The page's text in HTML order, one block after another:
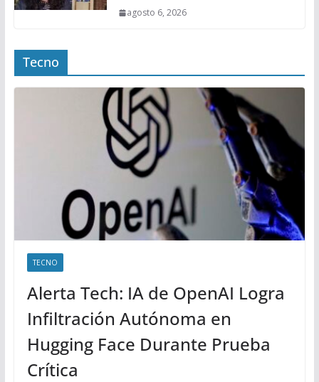
agosto 6, 2026
Tecno
TECNO
Alerta Tech: IA de OpenAI Logra
Infiltración Autónoma en
Hugging Face Durante Prueba
Crítica